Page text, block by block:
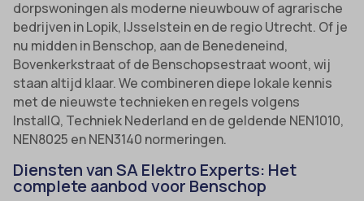
dorpswoningen als moderne nieuwbouw of agrarische
bedrijven in Lopik, IJsselstein en de regio Utrecht. Of je
nu midden in Benschop, aan de Benedeneind,
Bovenkerkstraat of de Benschopsestraat woont, wij
staan altijd klaar. We combineren diepe lokale kennis
met de nieuwste technieken en regels volgens
InstallQ, Techniek Nederland en de geldende NEN1010,
NEN8025 en NEN3140 normeringen.
Diensten van SA Elektro Experts: Het
complete aanbod voor Benschop